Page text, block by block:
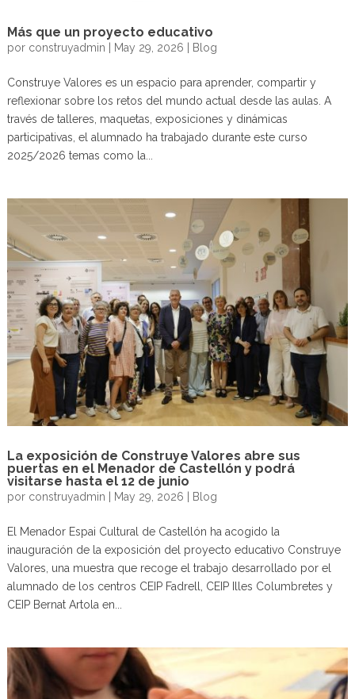
Más que un proyecto educativo
por construyadmin May 29, 2026 Blog
Construye Valores es un espacio para aprender, compartir y
reflexionar sobre los retos del mundo actual desde las aulas. A
través de talleres, maquetas, exposiciones y dinámicas
participativas, el alumnado ha trabajado durante este curso
2025/2026 temas como la...
La exposición de Construye Valores abre sus
puertas en el Menador de Castellón y podrá
visitarse hasta el 12 de junio
por construyadmin | May 29, 2026 | Blog
El Menador Espai Cultural de Castellón ha acogido la
inauguración de la exposición del proyecto educativo Construye
Valores, una muestra que recoge el trabajo desarrollado por el
alumnado de los centros CEIP Fadrell, CEIP Illes Columbretes y
CEIP Bernat Artola en...